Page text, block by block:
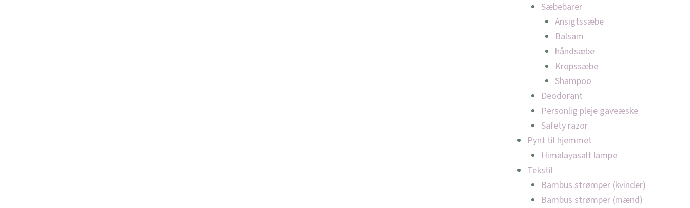
Sæbebarer
Ansigtssæbe
Balsam
håndsæbe
Kropssæbe
Shampoo
Deodorant
Personlig pleje gaveæske
Safety razor
Pynt til hjemmet
Himalayasalt lampe
Tekstil
Bambus strømper (kvinder)
Bambus strømper (mænd)